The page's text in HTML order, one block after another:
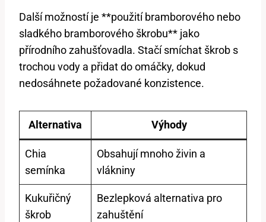
Další možností je **použití bramborového nebo
sladkého bramborového škrobu** jako
přírodního zahušťovadla. Stačí smíchat škrob s
trochou vody a přidat do omáčky, dokud
nedosáhnete požadované konzistence.
Alternativa Výhody
Chia
semínka
Obsahují mnoho živin a
vlákniny
Kukuřičný
škrob
Bezlepková alternativa pro
zahuštění